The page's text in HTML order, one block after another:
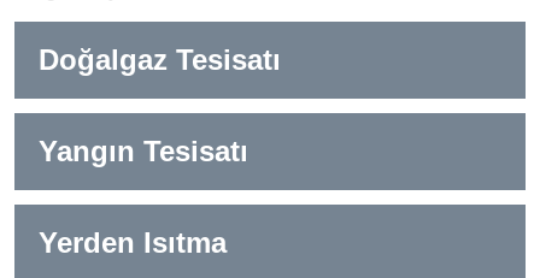
Doğalgaz Tesisatı
Yangın Tesisatı
Yerden Isıtma